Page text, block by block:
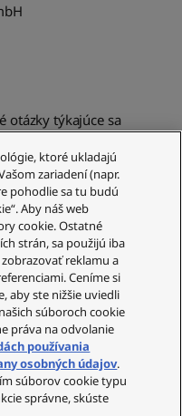
otázky týkajúce sa
ktoré ukladajú
zariadení (napr.
pohodlie sa tu budú
Aby náš web
cookie. Ostatné
strán, sa použijú iba
reklamu a
Ceníme si
aby ste nižšie uviedli
súboroch cookie
práva na odvolanie
používania
osobných údajov.
súborov cookie typu
správne, skúste